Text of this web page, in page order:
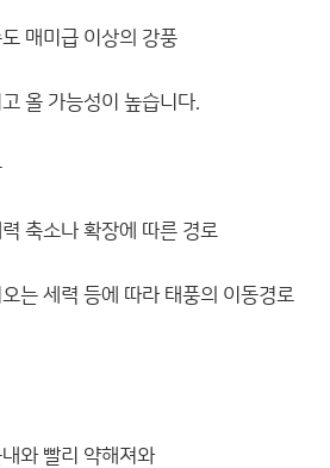
매미급 이상의 강풍
올 가능성이 높습니다.
축소나 확장에 따른 경로
는 세력 등에 따라 태풍의 이동경로
와 빨리 약해져와